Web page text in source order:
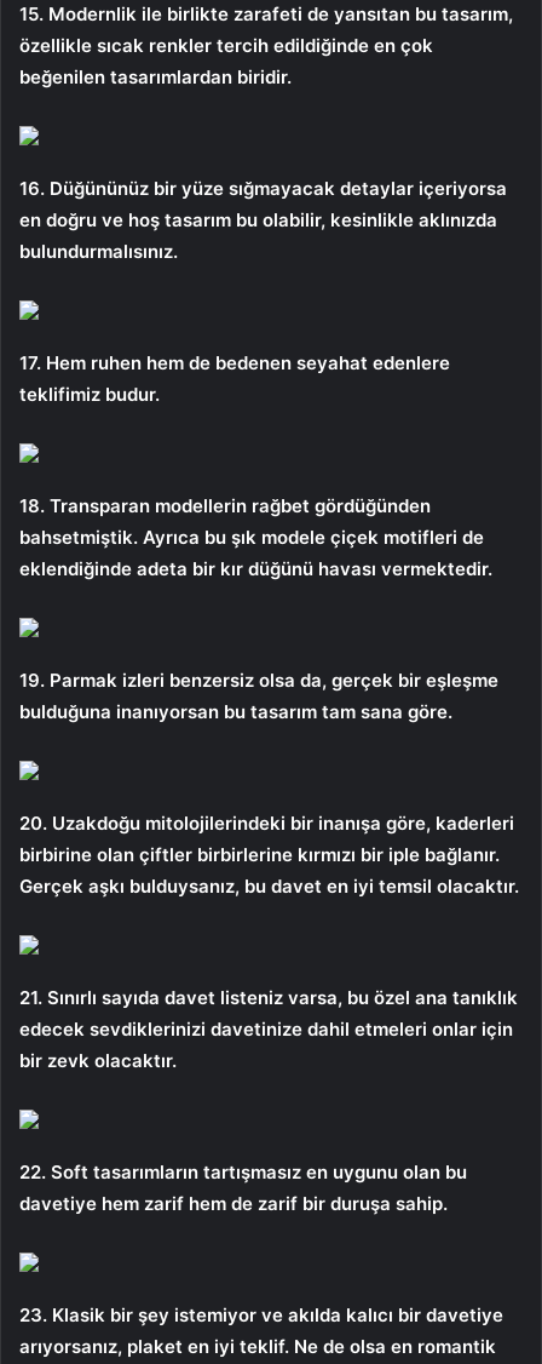
15. Modernlik ile birlikte zarafeti de yansıtan bu tasarım,
özellikle sıcak renkler tercih edildiğinde en çok
beğenilen tasarımlardan biridir.
16. Düğününüz bir yüze sığmayacak detaylar içeriyorsa
en doğru ve hoş tasarım bu olabilir, kesinlikle aklınızda
bulundurmalısınız.
17. Hem ruhen hem de bedenen seyahat edenlere
teklifimiz budur.
18. Transparan modellerin rağbet gördüğünden
bahsetmiştik. Ayrıca bu şık modele çiçek motifleri de
eklendiğinde adeta bir kır düğünü havası vermektedir.
19. Parmak izleri benzersiz olsa da, gerçek bir eşleşme
bulduğuna inanıyorsan bu tasarım tam sana göre.
20. Uzakdoğu mitolojilerindeki bir inanışa göre, kaderleri
birbirine olan çiftler birbirlerine kırmızı bir iple bağlanır.
Gerçek aşkı bulduysanız, bu davet en iyi temsil olacaktır.
21. Sınırlı sayıda davet listeniz varsa, bu özel ana tanıklık
edecek sevdiklerinizi davetinize dahil etmeleri onlar için
bir zevk olacaktır.
22. Soft tasarımların tartışmasız en uygunu olan bu
davetiye hem zarif hem de zarif bir duruşa sahip.
23. Klasik bir şey istemiyor ve akılda kalıcı bir davetiye
arıyorsanız, plaket en iyi teklif. Ne de olsa en romantik